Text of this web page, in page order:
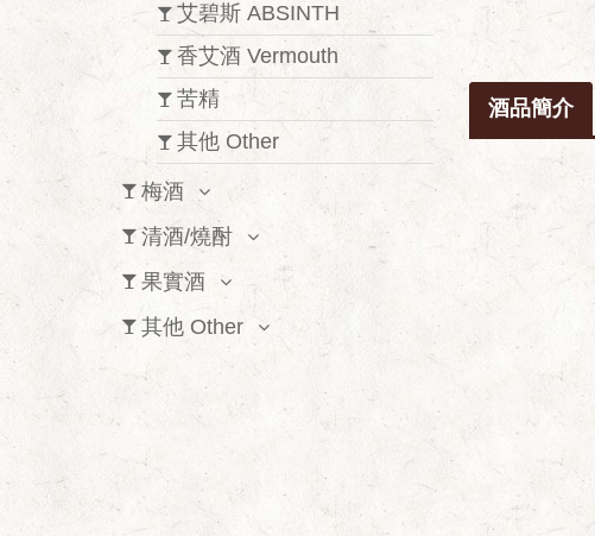
艾碧斯 ABSINTH
香艾酒 Vermouth
苦精
其他 Other
梅酒
清酒/燒酎
果實酒
其他 Other
酒品簡介